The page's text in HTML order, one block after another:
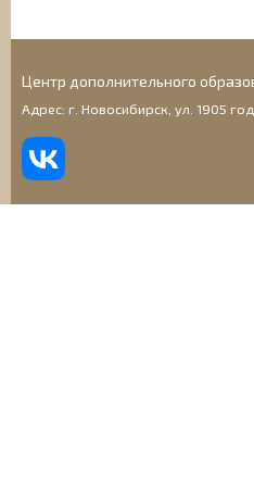
Центр дополнительного
Адрес: г. Новосибирск, ул. 1905